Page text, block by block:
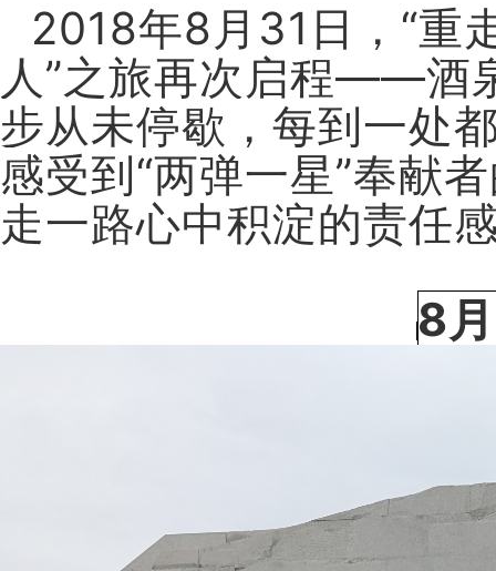
2018年8月31日，“重
人”之旅再次启程——酒
步从未停歇，每到一处
感受到“两弹一星”奉献
走一路心中积淀的责任
8